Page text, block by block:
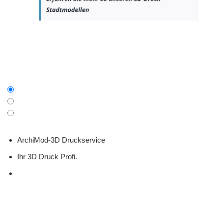
ArchiMod-3D Druckservice
Ihr 3D Druck Profi.